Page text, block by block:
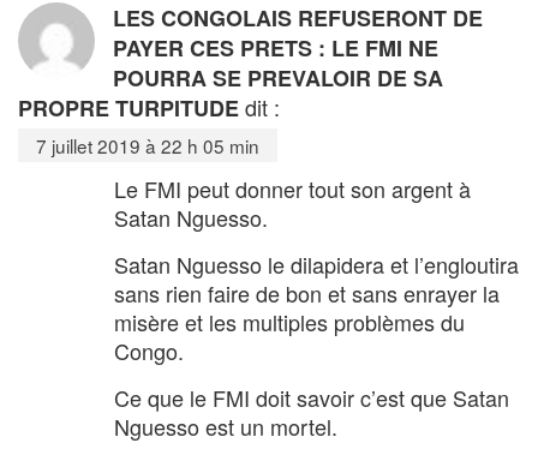
LES CONGOLAIS REFUSERONT DE
PAYER CES PRETS : LE FMI NE
POURRA SE PREVALOIR DE SA
PROPRE TURPITUDEdit :
7 juillet 2019 à 22 h 05 min
Le FMI peut donner tout son argent à
Satan Nguesso.
Satan Nguesso le dilapidera et l’engloutira
sans rien faire de bon et sans enrayer la
misère et les multiples problèmes du
Congo.
Ce que le FMI doit savoir c’est que Satan
Nguesso est un mortel.